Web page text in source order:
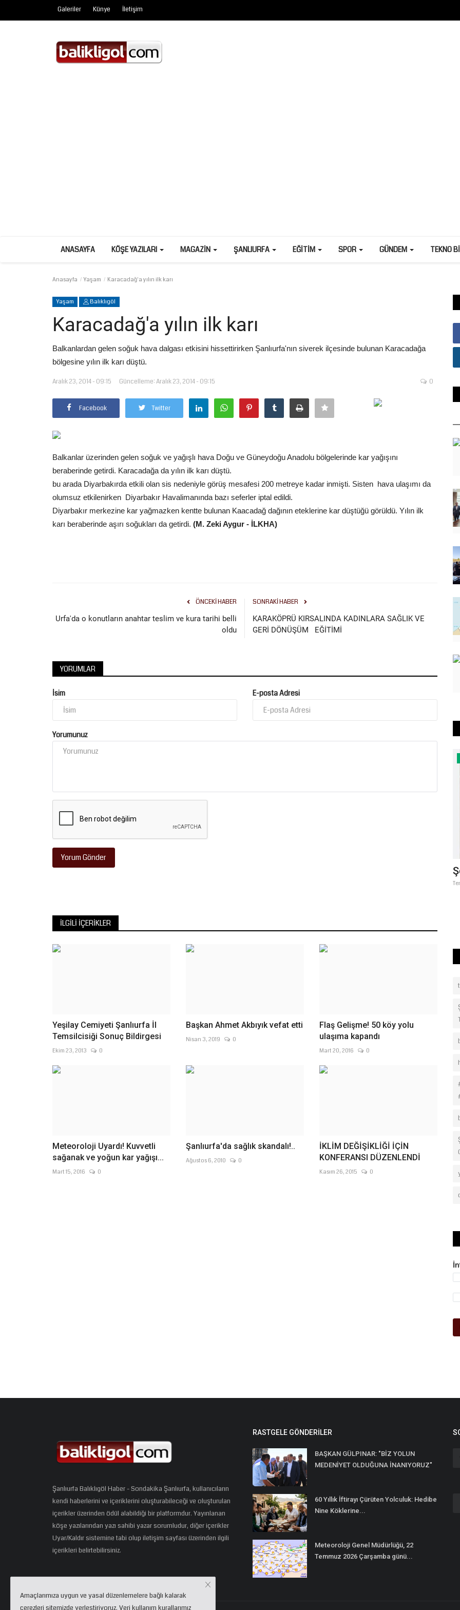
Galeriler Künye İletişim
ANASAYFA KÖŞE YAZILARI MAGAZIN ŞANLIURFA EĞITIM SPOR GÜNDEM TEKNO
Anasayfa Yaşam Karacadağ'a yılın ilk karı
Yaşam Balıklıgöl
Karacadağ'a yılın ilk karı
Balkanlardan gelen soğuk hava dalgası etkisini hissettirirken Şanlıurfa'nın siverek ilçesinde bulunan Karacadağa
bölgesine yılın ilk karı düştü.
Aralık 23, 2014 - 09:15 Güncelleme: Aralık 23, 2014 - 09:15 0
Facebook Twitter
Balkanlar üzerinden gelen soğuk ve yağışlı hava Doğu ve Güneydoğu Anadolu bölgelerinde kar yağışını
beraberinde getirdi. Karacadağa da yılın ilk karı düştü.
bu arada Diyarbakırda etkili olan sis nedeniyle görüş mesafesi 200 metreye kadar inmişti. Sisten hava ulaşımı da
olumsuz etkilenirken Diyarbakır Havalimanında bazı seferler iptal edildi.
Diyarbakır merkezine kar yağmazken kentte bulunan Kaacadağ dağının eteklerine kar düştüğü görüldü. Yılın ilk
karı beraberinde aşırı soğukları da getirdi. (M. Zeki Aygur - İLKHA)
ÖNCEKI HABER
Urfa'da o konutların anahtar teslim ve kura tarihi belli
oldu
SONRAKI HABER
KARAKÖPRÜ KIRSALINDA KADINLARA SAĞLIK VE
GERİ DÖNÜŞÜM EĞİTİMİ
YORUMLAR
İsim E-posta Adresi
Yorumunuz
Yorum Gönder
İLGILI İÇERIKLER
Yeşilay Cemiyeti Şanlıurfa İl
Temsilcisiği Sonuç Bildirgesi
Ekim 23, 2013 0
Başkan Ahmet Akbıyık vefat etti
Nisan 3, 2019 0
Flaş Gelişme! 50 köy yolu
ulaşıma kapandı
Mart 20, 2016 0
Meteoroloji Uyardı! Kuvvetli
sağanak ve yoğun kar yağışı...
Mart 15, 2016 0
Şanlıurfa'da sağlık skandalı!..
Ağustos 6, 2010 0
İKLİM DEĞİŞİKLİĞİ İÇİN
KONFERANSI DÜZENLENDİ
Kasım 26, 2015 0
Şanlıurfa Valisi Hasan Şıldak:
arasında kentte...
Şanlıurfa Balıklıgöl Haber - Sondakika Şanlıurfa, kullanıcıların
kendi haberlerini ve içeriklerini oluşturabileceği ve oluşturulan
içerikler üzerinden ödül alabildiği bir platformdur. Yayınlanan
köşe yazılarından yazı sahibi yazar sorumludur, diğer içerikler
Uyar/Kaldır sistemine tabi olup iletişim sayfası üzerinden ilgili
içerikleri belirtebilirsiniz.
RASTGELE GÖNDERILER
BAŞKAN GÜLPINAR: "BİZ YOLUN
MEDENİYET OLDUĞUNA İNANIYORUZ"
60 Yıllık İftirayı Çürüten Yolculuk: Hedibe
Nine Köklerine...
Meteoroloji Genel Müdürlüğü, 22
Temmuz 2026 Çarşamba günü...
Amaçlarımıza uygun ve yasal düzenlemelere bağlı kalarak
çerezleri sitemizde yerleştiriyoruz. Veri kullanım kurallarımız